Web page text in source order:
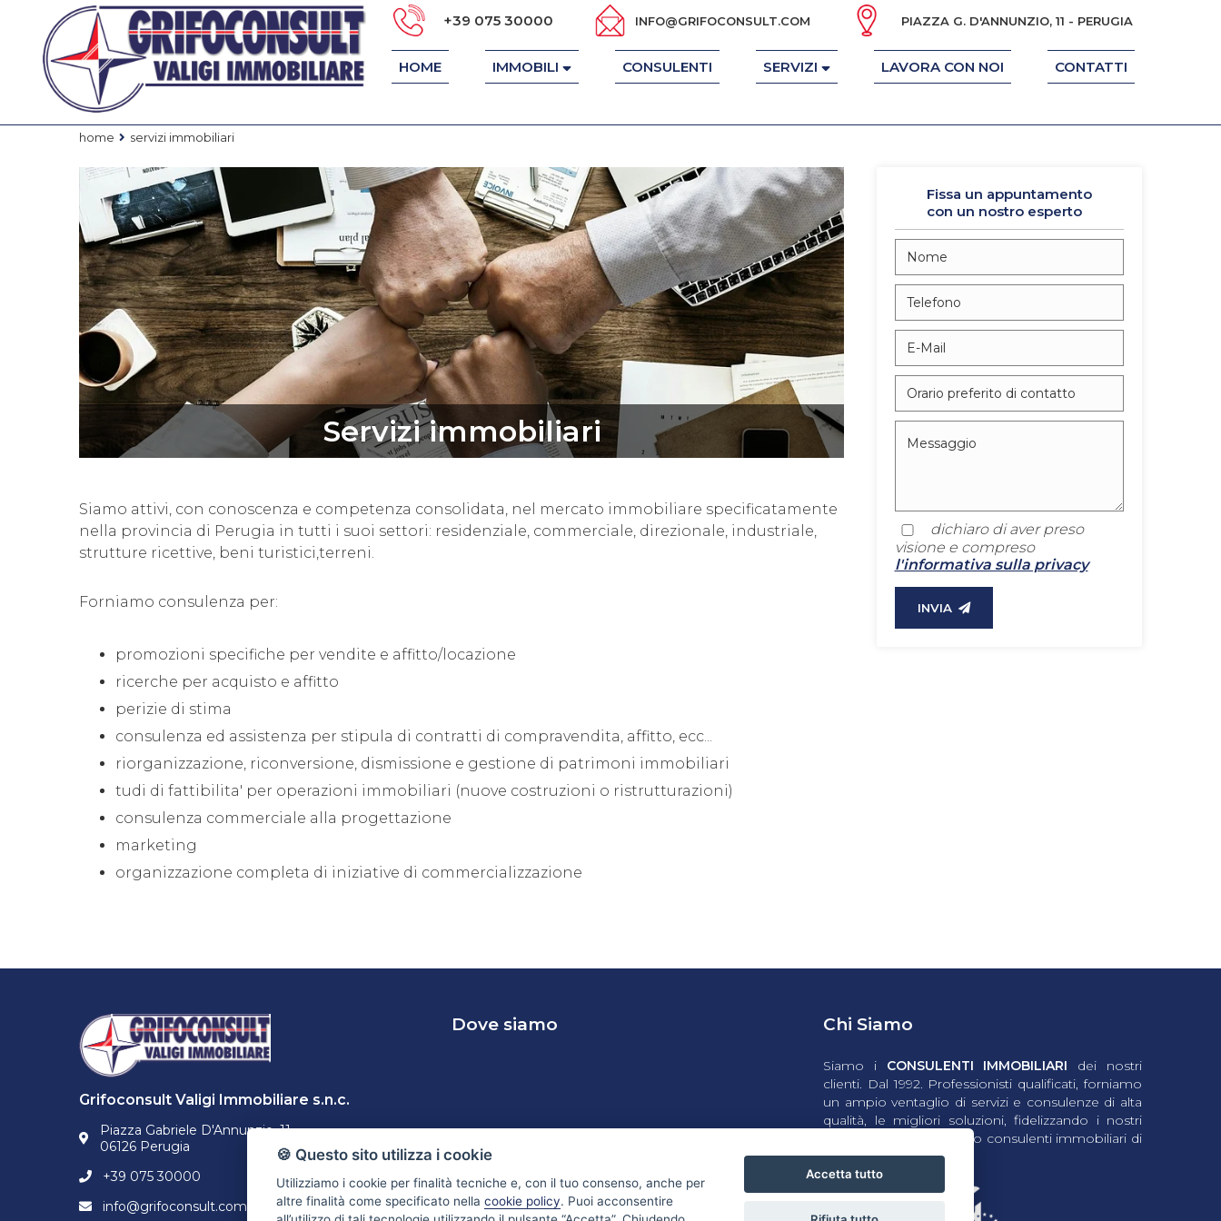
+39 075 30000 INFO@GRIFOCONSULT.COM PIAZZA G. D'ANNUNZIO, 11 - PERUGIA
HOME IMMOBILI CONSULENTI SERVIZI LAVORA CON NOI CONTATTI
home servizi immobiliari
Servizi immobiliari
Siamo attivi, con conoscenza e competenza consolidata, nel mercato immobiliare specificatamente
nella provincia di Perugia in tutti i suoi settori: residenziale, commerciale, direzionale, industriale,
strutture ricettive, beni turistici,terreni.
Forniamo consulenza per:
promozioni specifiche per vendite e affitto/locazione
ricerche per acquisto e affitto
perizie di stima
consulenza ed assistenza per stipula di contratti di compravendita, affitto, ecc...
riorganizzazione, riconversione, dismissione e gestione di patrimoni immobiliari
tudi di fattibilita' per operazioni immobiliari (nuove costruzioni o ristrutturazioni)
consulenza commerciale alla progettazione
marketing
organizzazione completa di iniziative di commercializzazione
Fissa un appuntamento
con un nostro esperto
dichiaro di aver preso
visione e compreso
l'informativa sulla privacy
INVIA
Grifoconsult Valigi Immobiliare s.n.c.
Piazza Gabriele D'Annunzio, 11
06126 Perugia
+39 075 30000
info@grifoconsult.com
Dove siamo Chi Siamo
Siamo i CONSULENTI IMMOBILIARI dei nostri
clienti. Dal 1992. Professionisti qualificati, forniamo
un ampio ventaglio di servizi e consulenze di alta
qualità, le migliori soluzioni, fidelizzando i nostri
clienti nel diventare i loro consulenti immobiliari di
riferimento.
🍪 Questo sito utilizza i cookie
Utilizziamo i cookie per finalità tecniche e, con il tuo consenso, anche per
altre finalità come specificato nella cookie policy. Puoi acconsentire
Accetta tutto